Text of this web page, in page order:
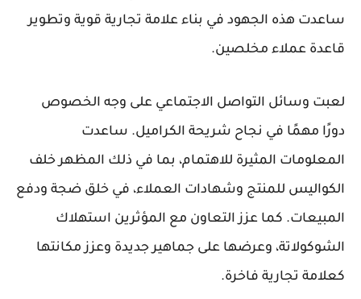
ساعدت هذه الجهود في بناء علامة تجارية قوية وتطوير
قاعدة عملاء مخلصين.
لعبت وسائل التواصل الاجتماعي على وجه الخصوص
دورًا مهمًا في نجاح شريحة الكراميل. ساعدت
المعلومات المثيرة للاهتمام، بما في ذلك المظهر خلف
الكواليس للمنتج وشهادات العملاء، في خلق ضجة ودفع
المبيعات. كما عزز التعاون مع المؤثرين استهلاك
الشوكولاتة، وعرضها على جماهير جديدة وعزز مكانتها
كعلامة تجارية فاخرة.